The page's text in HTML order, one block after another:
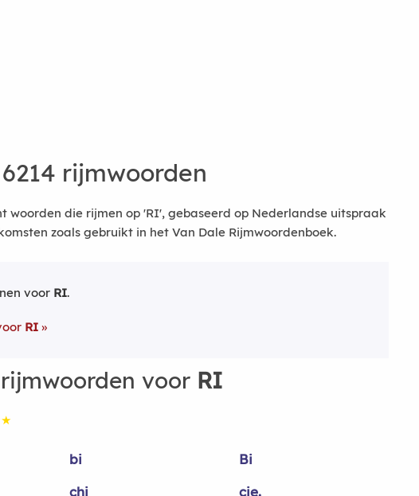
rijmwoorden
woorden die rijmen op 'RI', gebaseerd op Nederlandse uitspraak
zoals gebruikt in het Van Dale Rijmwoordenboek.
voor RI.
RI
voor RI
bi
Bi
chi
cie.